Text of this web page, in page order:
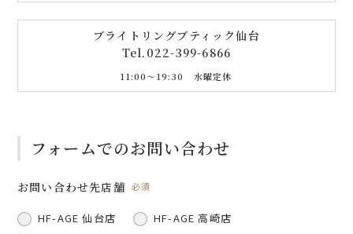
ブライトリングブティック仙台
Tel. 022-399-6866
11:00〜19:30 水曜定休
フォームでのお問い合わせ
お問い合わせ先店舗 必須
HF-AGE 仙台店
HF-AGE 高崎店